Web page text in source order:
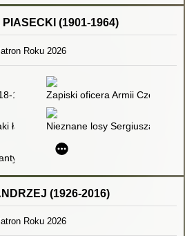
(1901-1964)
Roku 2026
1975. T. 2,Zapiski oficera Armii
ład : przyczynki do większego
Nieznane losy Sergiusza
(1926-2016)
Roku 2026